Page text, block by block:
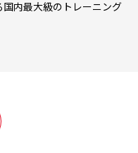
内最大級のトレーニング